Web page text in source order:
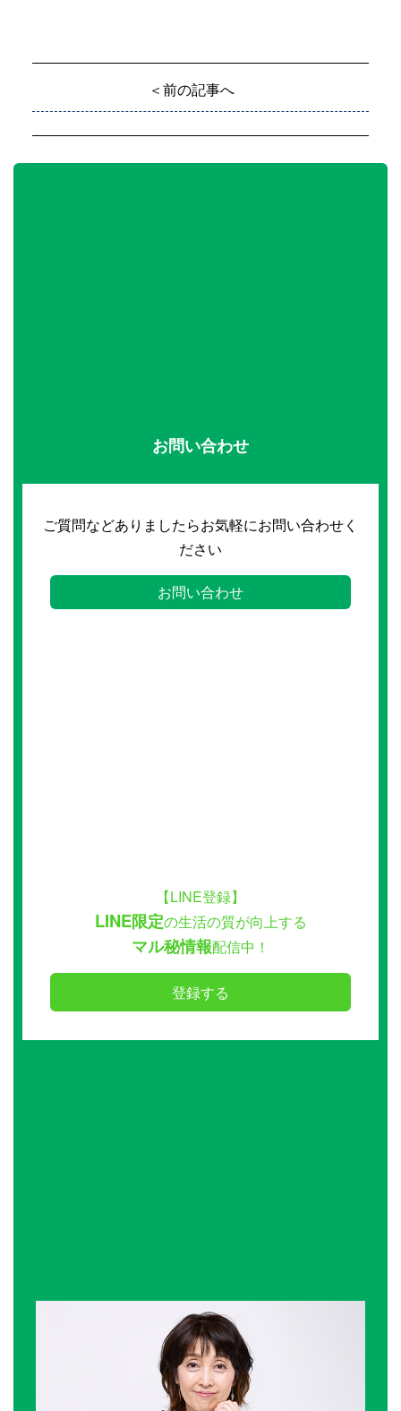
＜前の記事へ
お問い合わせ
ご質問などありましたらお気軽にお問い合わせく
ださい
お問い合わせ
【LINE登録】
LINE限定の生活の質が向上する
マル秘情報配信中！
登録する